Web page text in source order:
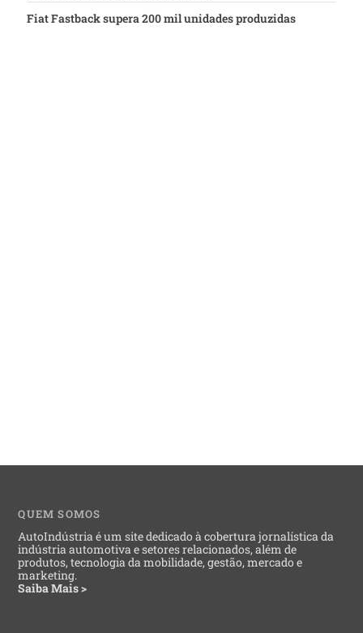
Fiat Fastback supera 200 mil unidades produzidas
QUEM SOMOS
AutoIndústria é um site dedicado à cobertura jornalística da
indústria automotiva e setores relacionados, além de
produtos, tecnologia da mobilidade, gestão, mercado e
marketing.
Saiba Mais >